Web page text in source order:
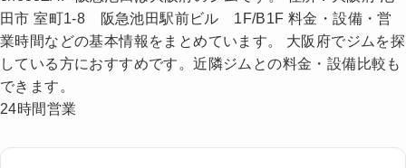
田市 室町1-8 阪急池田駅前ビル 1F/B1F 料金・設備・営
業時間などの基本情報をまとめています。 大阪府でジムを探
している方におすすめです。近隣ジムとの料金・設備比較も
できます。
24時間営業